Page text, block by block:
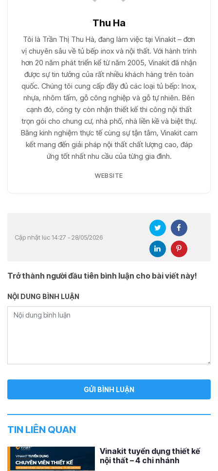
Thu Ha
Tôi là Trần Thị Thu Hà, đang làm việc tại Vinakit – đơn
vị chuyên sâu về tủ bếp inox và nội thất. Với hành trình
hơn 20 năm phát triển kể từ năm 2005, Vinakit đã nhận
được sự tin tưởng của rất nhiều khách hàng trên toàn
quốc. Chúng tôi cung cấp đầy đủ các loại tủ bếp: Inox,
nhựa, nhôm tấm, gỗ công nghiệp và gỗ tự nhiên. Bên
cạnh đó, công ty còn nhận thiết kế thi công nội thất
trọn gói cho chung cư, nhà phố, nhà liền kề và biệt thự.
Bằng kinh nghiệm thực tế cùng sự tận tâm, Vinakit cam
kết mang đến giải pháp nội thất chất lượng cao, đáp
ứng tốt nhất nhu cầu của từng gia đình.
WEBSITE
Cập nhật lúc 14:27 - 28/05/2026
Trở thành người đầu tiên bình luận cho bài viết này!
NỘI DUNG BÌNH LUẬN
TIN LIÊN QUAN
Vinakit tuyển dụng thiết kế
nội thất – 4 chi nhánh